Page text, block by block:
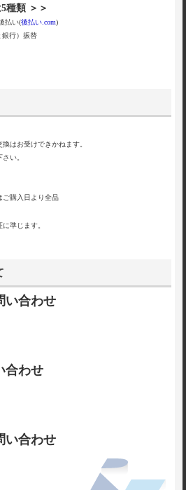
種類 ＞＞
払い(後払い.com)
銀行）振替
はお受けできかねます。
い。
ご購入日より全品
準じます。
い合わせ
合わせ
い合わせ